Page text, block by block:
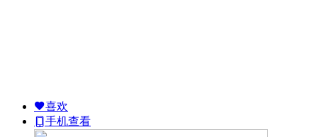
喜欢
手机查看